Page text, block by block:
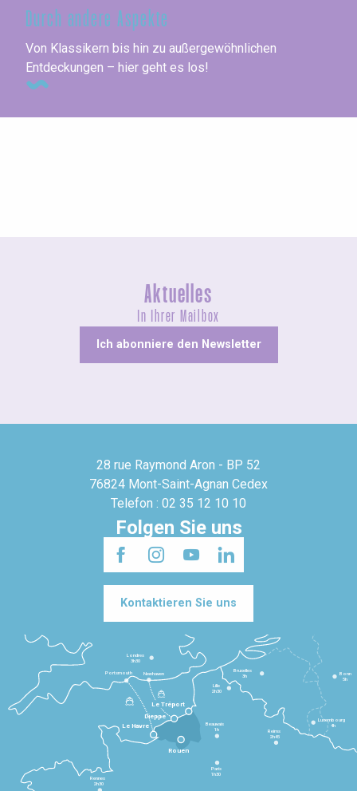
Durch andere Aspekte
Von Klassikern bis hin zu außergewöhnlichen
Entdeckungen – hier geht es los!
Aktuelles
In Ihrer Mailbox
Ich abonniere den Newsletter
28 rue Raymond Aron - BP 52
76824 Mont-Saint-Agnan Cedex
Telefon : 02 35 12 10 10
Folgen Sie uns
Kontaktieren Sie uns
Le Havre
Dieppe
Le Tréport
Rennes
2h30
Paris
1h30
Beauvais
1h
Reims
2h45
Lille
2h30
Bruxelles
3h
Londres
3h30
Newhaven
Portsmouth
Bonn
5h
Luxembourg
4h
Rouen